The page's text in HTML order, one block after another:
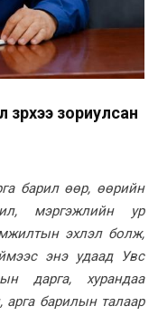
зориулсан
барил өөр, өөрийн
мэргэжлийн ур
эхлэл болж,
энэ удаад Увс
дарга, хурандаа
барилын талаар